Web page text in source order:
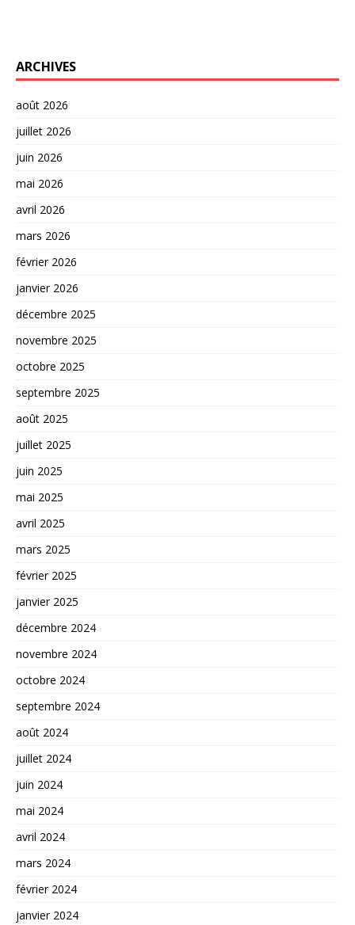
ARCHIVES
août 2026
juillet 2026
juin 2026
mai 2026
avril 2026
mars 2026
février 2026
janvier 2026
décembre 2025
novembre 2025
octobre 2025
septembre 2025
août 2025
juillet 2025
juin 2025
mai 2025
avril 2025
mars 2025
février 2025
janvier 2025
décembre 2024
novembre 2024
octobre 2024
septembre 2024
août 2024
juillet 2024
juin 2024
mai 2024
avril 2024
mars 2024
février 2024
janvier 2024